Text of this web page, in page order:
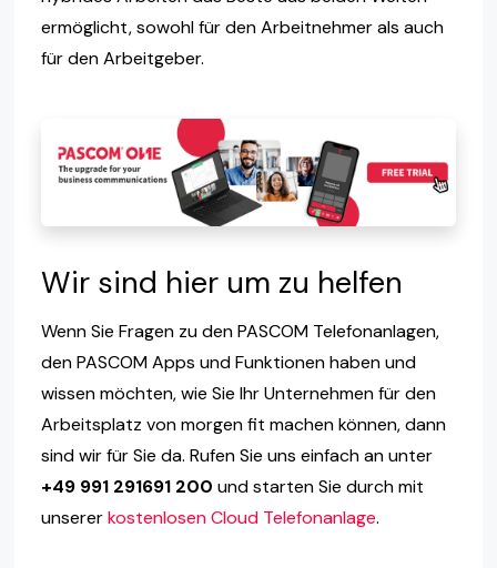
ermöglicht, sowohl für den Arbeitnehmer als auch
für den Arbeitgeber.
Wir sind hier um zu helfen
Wenn Sie Fragen zu den PASCOM Telefonanlagen,
den PASCOM Apps und Funktionen haben und
wissen möchten, wie Sie Ihr Unternehmen für den
Arbeitsplatz von morgen fit machen können, dann
sind wir für Sie da. Rufen Sie uns einfach an unter
+49 991 291691 200 und starten Sie durch mit
unsererkostenlosen Cloud Telefonanlage.